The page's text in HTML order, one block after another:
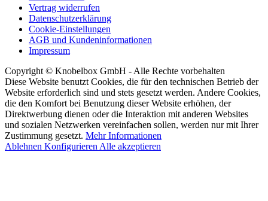
Vertrag widerrufen
Datenschutzerklärung
Cookie-Einstellungen
AGB und Kundeninformationen
Impressum
Copyright © Knobelbox GmbH - Alle Rechte vorbehalten
Diese Website benutzt Cookies, die für den technischen Betrieb der
Website erforderlich sind und stets gesetzt werden. Andere Cookies,
die den Komfort bei Benutzung dieser Website erhöhen, der
Direktwerbung dienen oder die Interaktion mit anderen Websites
und sozialen Netzwerken vereinfachen sollen, werden nur mit Ihrer
Zustimmung gesetzt. Mehr Informationen
Ablehnen Konfigurieren Alle akzeptieren